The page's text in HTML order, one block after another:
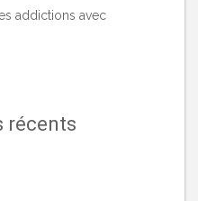
addictions avec
récents